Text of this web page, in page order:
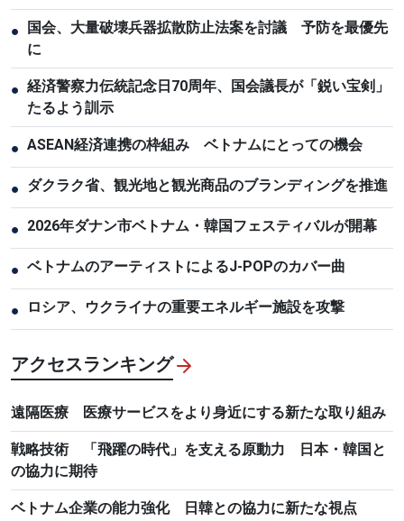
●
国会、大量破壊兵器拡散防止法案を討議 予防を最優先
に
● 経済警察力伝統記念日70周年、国会議長が「鋭い宝剣」
たるよう訓示
● ASEAN経済連携の枠組み ベトナムにとっての機会
● ダクラク省、観光地と観光商品のブランディングを推進
● 2026年ダナン市ベトナム・韓国フェスティバルが開幕
● ベトナムのアーティストによるJ-POPのカバー曲
● ロシア、ウクライナの重要エネルギー施設を攻撃
アクセスランキング
遠隔医療 医療サービスをより身近にする新たな取り組み
戦略技術 「飛躍の時代」を支える原動力 日本・韓国と
の協力に期待
ベトナム企業の能力強化 日韓との協力に新たな視点